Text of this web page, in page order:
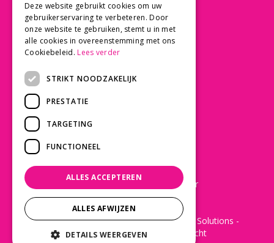
info@tuincentrumdebruijn.nl
Betaalinformatie
Laat een Google review achter
© 2022 - De Bruijn Tuincentrum -Green Solutions -
Disclaimer-Tuincentrum Overzicht
Deze website gebruikt cookies om uw
gebruikerservaring te verbeteren. Door
onze website te gebruiken, stemt u in met
alle cookies in overeenstemming met ons
Cookiebeleid. Lees verder
STRIKT NOODZAKELIJK
PRESTATIE
TARGETING
FUNCTIONEEL
ALLES ACCEPTEREN
ALLES AFWIJZEN
DETAILS WEERGEVEN